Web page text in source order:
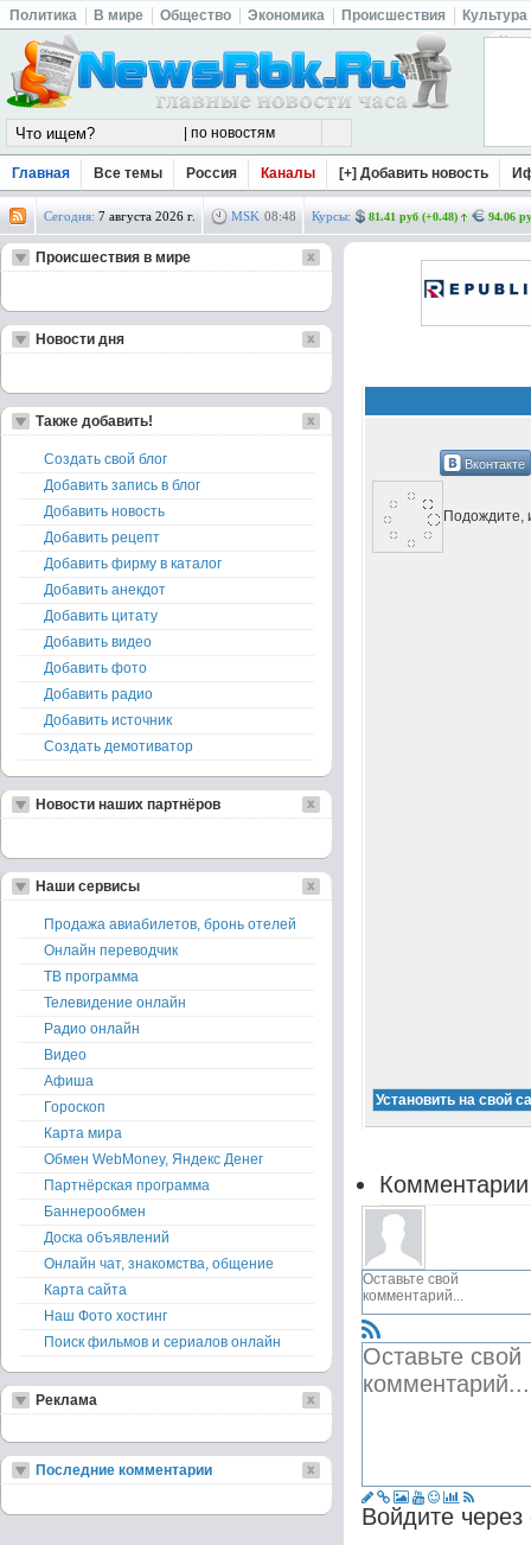
Политика В мире Общество Экономика Происшествия Культура
Главная Все темы Россия Каналы [+] Добавить новость
Сегодня: 7 августа 2026 г. MSK 08:48 Курсы: 81.41 руб (+0.48) 94.06
Вконтакте
Подождите,
Войдите
Происшествия в мире
Новости дня
Также добавить!
Создать свой блог
Добавить запись в блог
Добавить новость
Добавить рецепт
Добавить фирму в каталог
Добавить анекдот
Добавить цитату
Добавить видео
Добавить фото
Добавить радио
Добавить источник
Создать демотиватор
Новости наших партнёров
Наши сервисы
Продажа авиабилетов, бронь отелей
Онлайн переводчик
ТВ программа
Телевидение онлайн
Радио онлайн
Видео
Афиша
Гороскоп
Карта мира
Обмен WebMoney, Яндекс Денег
Партнёрская программа
Баннерообмен
Доска объявлений
Онлайн чат, знакомства, общение
Карта сайта
Наш Фото хостинг
Поиск фильмов и сериалов онлайн
Реклама
Последние комментарии